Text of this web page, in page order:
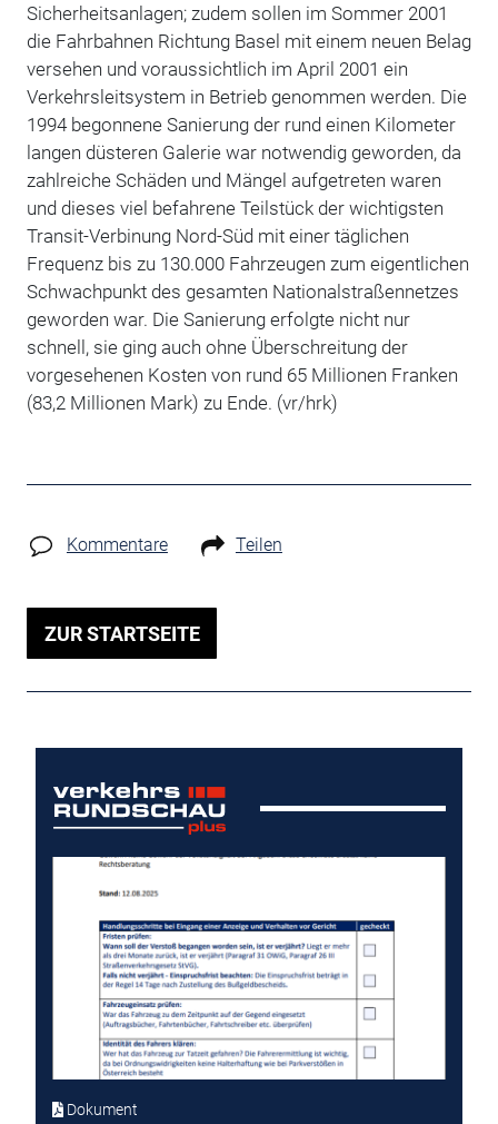
Sicherheitsanlagen; zudem sollen im Sommer 2001
die Fahrbahnen Richtung Basel mit einem neuen Belag
versehen und voraussichtlich im April 2001 ein
Verkehrsleitsystem in Betrieb genommen werden. Die
1994 begonnene Sanierung der rund einen Kilometer
langen düsteren Galerie war notwendig geworden, da
zahlreiche Schäden und Mängel aufgetreten waren
und dieses viel befahrene Teilstück der wichtigsten
Transit-Verbinung Nord-Süd mit einer täglichen
Frequenz bis zu 130.000 Fahrzeugen zum eigentlichen
Schwachpunkt des gesamten Nationalstraßennetzes
geworden war. Die Sanierung erfolgte nicht nur
schnell, sie ging auch ohne Überschreitung der
vorgesehenen Kosten von rund 65 Millionen Franken
(83,2 Millionen Mark) zu Ende. (vr/hrk)
Kommentare Teilen
ZUR STARTSEITE
Dokument